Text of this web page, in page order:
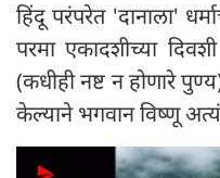
हिंदू परंपरेत 'दानाला'
परमा एकादशीच्या
(कधीही नष्ट न होणारे
केल्याने भगवान विष्णू